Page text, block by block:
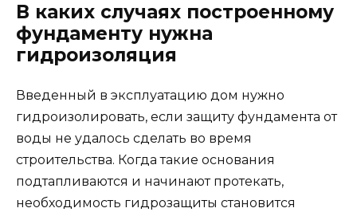
В каких случаях построенному
фундаменту нужна
гидроизоляция
Введенный в эксплуатацию дом нужно
гидроизолировать, если защиту фундамента от
воды не удалось сделать во время
строительства. Когда такие основания
подтапливаются и начинают протекать,
необходимость гидрозащиты становится